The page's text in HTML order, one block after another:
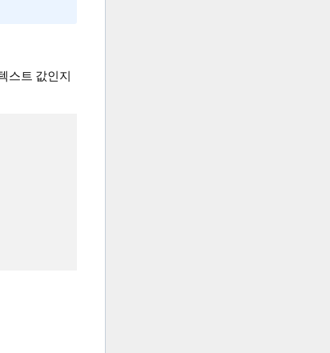
스트 값인지